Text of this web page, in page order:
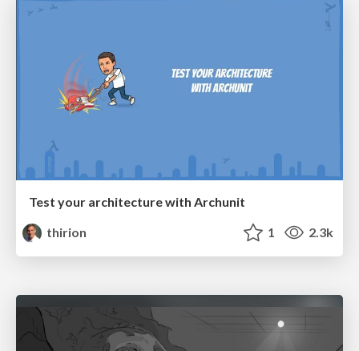
Test your architecture with Archunit
thirion
1 2.3k